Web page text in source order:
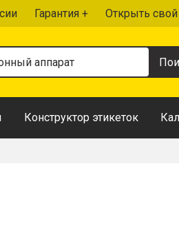
Гарантия + Открыть свой
Конструктор этикеток